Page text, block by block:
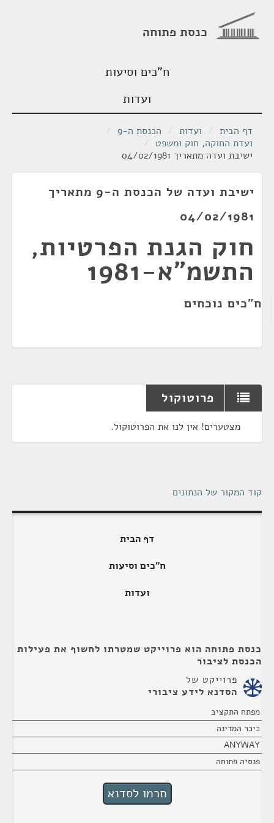
כנסת פתוחה
ח"כים וסיעות
ועדות
דף הבית / ועדות / הכנסת ה-9
/
ועדת החוקה, חוק ומשפט /
ישיבת ועדה מתאריך 04/02/1981
ישיבת ועדה של הכנסת ה-9 מתאריך
04/02/1981
חוק הגנת הפרטיות,
התשמ"א-1981
ח"כים נוכחים
פרוטוקול
מצטערים! אין לנו את הפרוטוקול.
קוד המקור של הנתונים
דף הבית
ח"כים וסיעות
ועדות
כנסת פתוחה הוא פרוייקט שמטרתו לחשוף את פעילות
הכנסת לציבור
פרוייקט של
הסדנא לידע ציבורי
מפתח התקציב
כיכר המדינה
ANYWAY
פנסיה פתוחה